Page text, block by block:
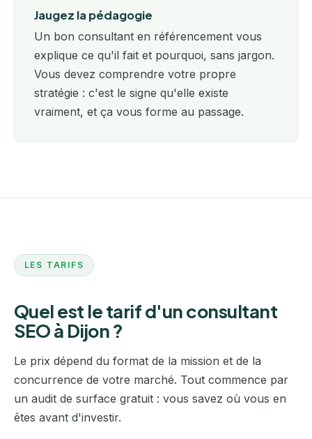
Jaugez la pédagogie
Un bon consultant en référencement vous
explique ce qu'il fait et pourquoi, sans jargon.
Vous devez comprendre votre propre
stratégie : c'est le signe qu'elle existe
vraiment, et ça vous forme au passage.
LES TARIFS
Quel est le tarif d'un consultant
SEO à Dijon ?
Le prix dépend du format de la mission et de la
concurrence de votre marché. Tout commence par
un audit de surface gratuit : vous savez où vous en
êtes avant d'investir.